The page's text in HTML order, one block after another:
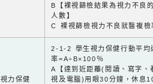
B【裸視篩檢結果為視力不良
人數】
C 裸視篩檢視力不良就醫複檢
力保健
2-1-2 學生視力保健行動平均
率=A÷B×100％
A【達到近距離(閱讀、寫字、
視及電腦)用眼30分鐘，休息